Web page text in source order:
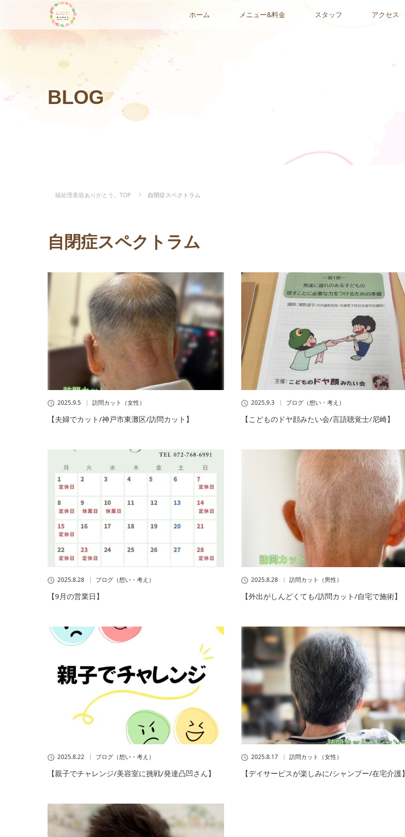
ホーム メニュー&料金 スタッフ アクセス
BLOG
福祉理美容ありがとう。TOP 自閉症スペクトラム
自閉症スペクトラム
2025.9.5 訪問カット（女性）
【夫婦でカット/神戸市東灘区/訪問カット】
2025.9.3 ブログ（想い・考え）
【こどものドヤ顔みたい会/言語聴覚士/尼崎】
2025.8.28 ブログ（想い・考え）
【9月の営業日】
2025.8.28 訪問カット（男性）
【外出がしんどくても/訪問カット/自宅で施術】
2025.8.22 ブログ（想い・考え）
【親子でチャレンジ/美容室に挑戦/発達凸凹さん】
2025.8.17 訪問カット（女性）
【デイサービスが楽しみに/シャンプー/在宅介護】